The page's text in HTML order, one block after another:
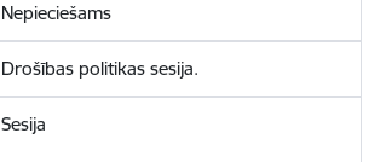
Nepieciešams
Drošības politikas sesija.
Sesija